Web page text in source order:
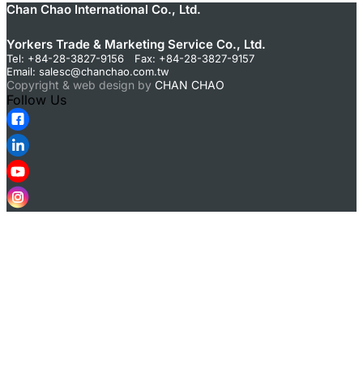
Chan Chao International Co., Ltd.
Yorkers Trade & Marketing Service Co., Ltd.
Tel: +84-28-3827-9156 Fax: +84-28-3827-9157
Email: salesc@chanchao.com.tw
Copyright & web design by CHAN CHAO
Follow Us